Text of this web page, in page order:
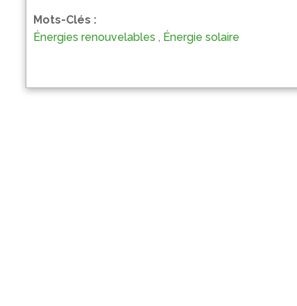
Mots-Clés :
Énergies renouvelables , Énergie solaire